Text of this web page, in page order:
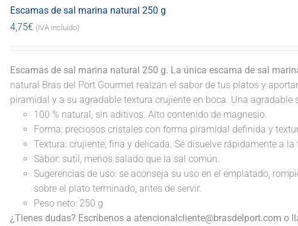
Escamas de sal marina natural 250 g
4,75€ (IVA incluido)
Escamas de sal marina natural 250 g. La única escama de sal
natural Bras del Port Gourmet realzan el sabor de tus platos y
piramidal y a su agradable textura crujiente en boca. Una
100 % natural, sin aditivos. Alto contenido de magnesio.
Forma: preciosos cristales con forma piramidal definida y
Textura: crujiente, fina y delicada. Se disuelve rápidamente a
Sabor: sutil, menos salado que la sal común.
Sugerencias de uso: se aconseja su uso en el emplatado,
sobre el plato terminado, antes de servir.
Peso neto: 250 g
¿Tienes dudas? Escríbenos a atencionalcliente@brasdelport.com o